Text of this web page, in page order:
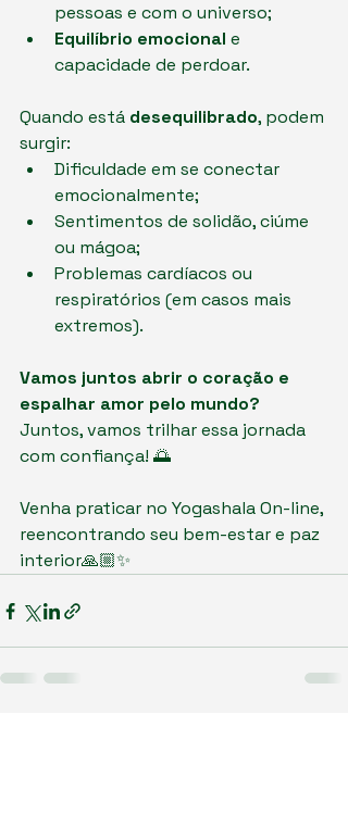
pessoas e com o universo;
Equilíbrio emocional e
capacidade de perdoar.
Quando está desequilibrado, podem
surgir:
Dificuldade em se conectar
emocionalmente;
Sentimentos de solidão, ciúme
ou mágoa;
Problemas cardíacos ou
respiratórios (em casos mais
extremos).
Vamos juntos abrir o coração e
espalhar amor pelo mundo?
Juntos, vamos trilhar essa jornada
com confiança! 🌅
Venha praticar no Yogashala On-line,
reencontrando seu bem-estar e paz
interior🙏🏼✨